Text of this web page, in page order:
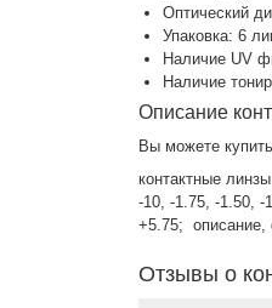
Оптический
Упаковка: 6
Наличие UV
Наличие
Описание
Вы можете
контактные
-10, -1.75, -1.50,
+5.75; описание,
Отзывы о